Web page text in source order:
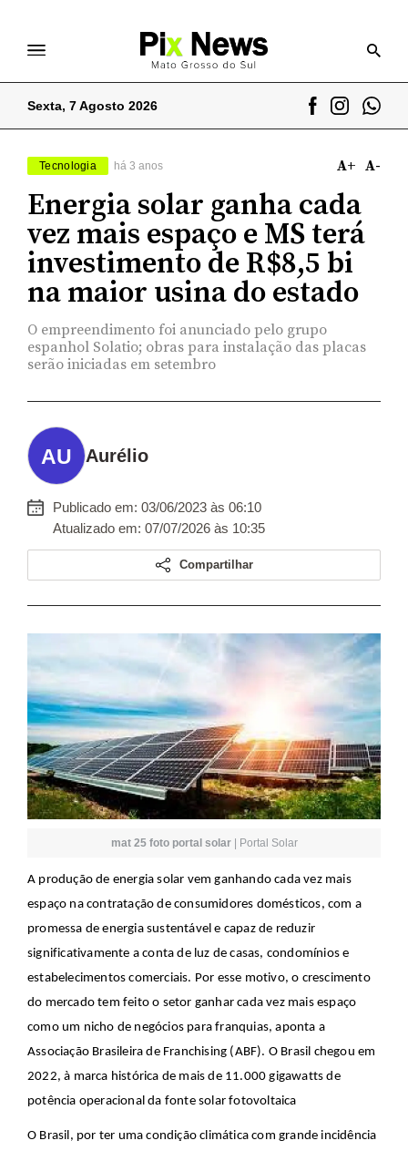
Sexta, 7 Agosto 2026
Tecnologia há 3 anos A+ A-
Energia solar ganha cada
vez mais espaço e MS terá
investimento de R$8,5 bi
na maior usina do estado
O empreendimento foi anunciado pelo grupo
espanhol Solatio; obras para instalação das placas
serão iniciadas em setembro
Aurélio
Publicado em: 03/06/2023 às 06:10
Atualizado em: 07/07/2026 às 10:35
Compartilhar
mat 25 foto portal solar | Portal Solar
A produção de energia solar vem ganhando cada vez mais
espaço na contratação de consumidores domésticos, com a
promessa de energia sustentável e capaz de reduzir
significativamente a conta de luz de casas, condomínios e
estabelecimentos comerciais. Por esse motivo, o crescimento
do mercado tem feito o setor ganhar cada vez mais espaço
como um nicho de negócios para franquias, aponta a
Associação Brasileira de Franchising (ABF). O Brasil chegou em
2022, à marca histórica de mais de 11.000 gigawatts de
potência operacional da fonte solar fotovoltaica
O Brasil, por ter uma condição climática com grande incidência